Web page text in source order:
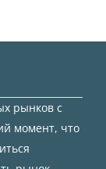
рынков с
момент, что